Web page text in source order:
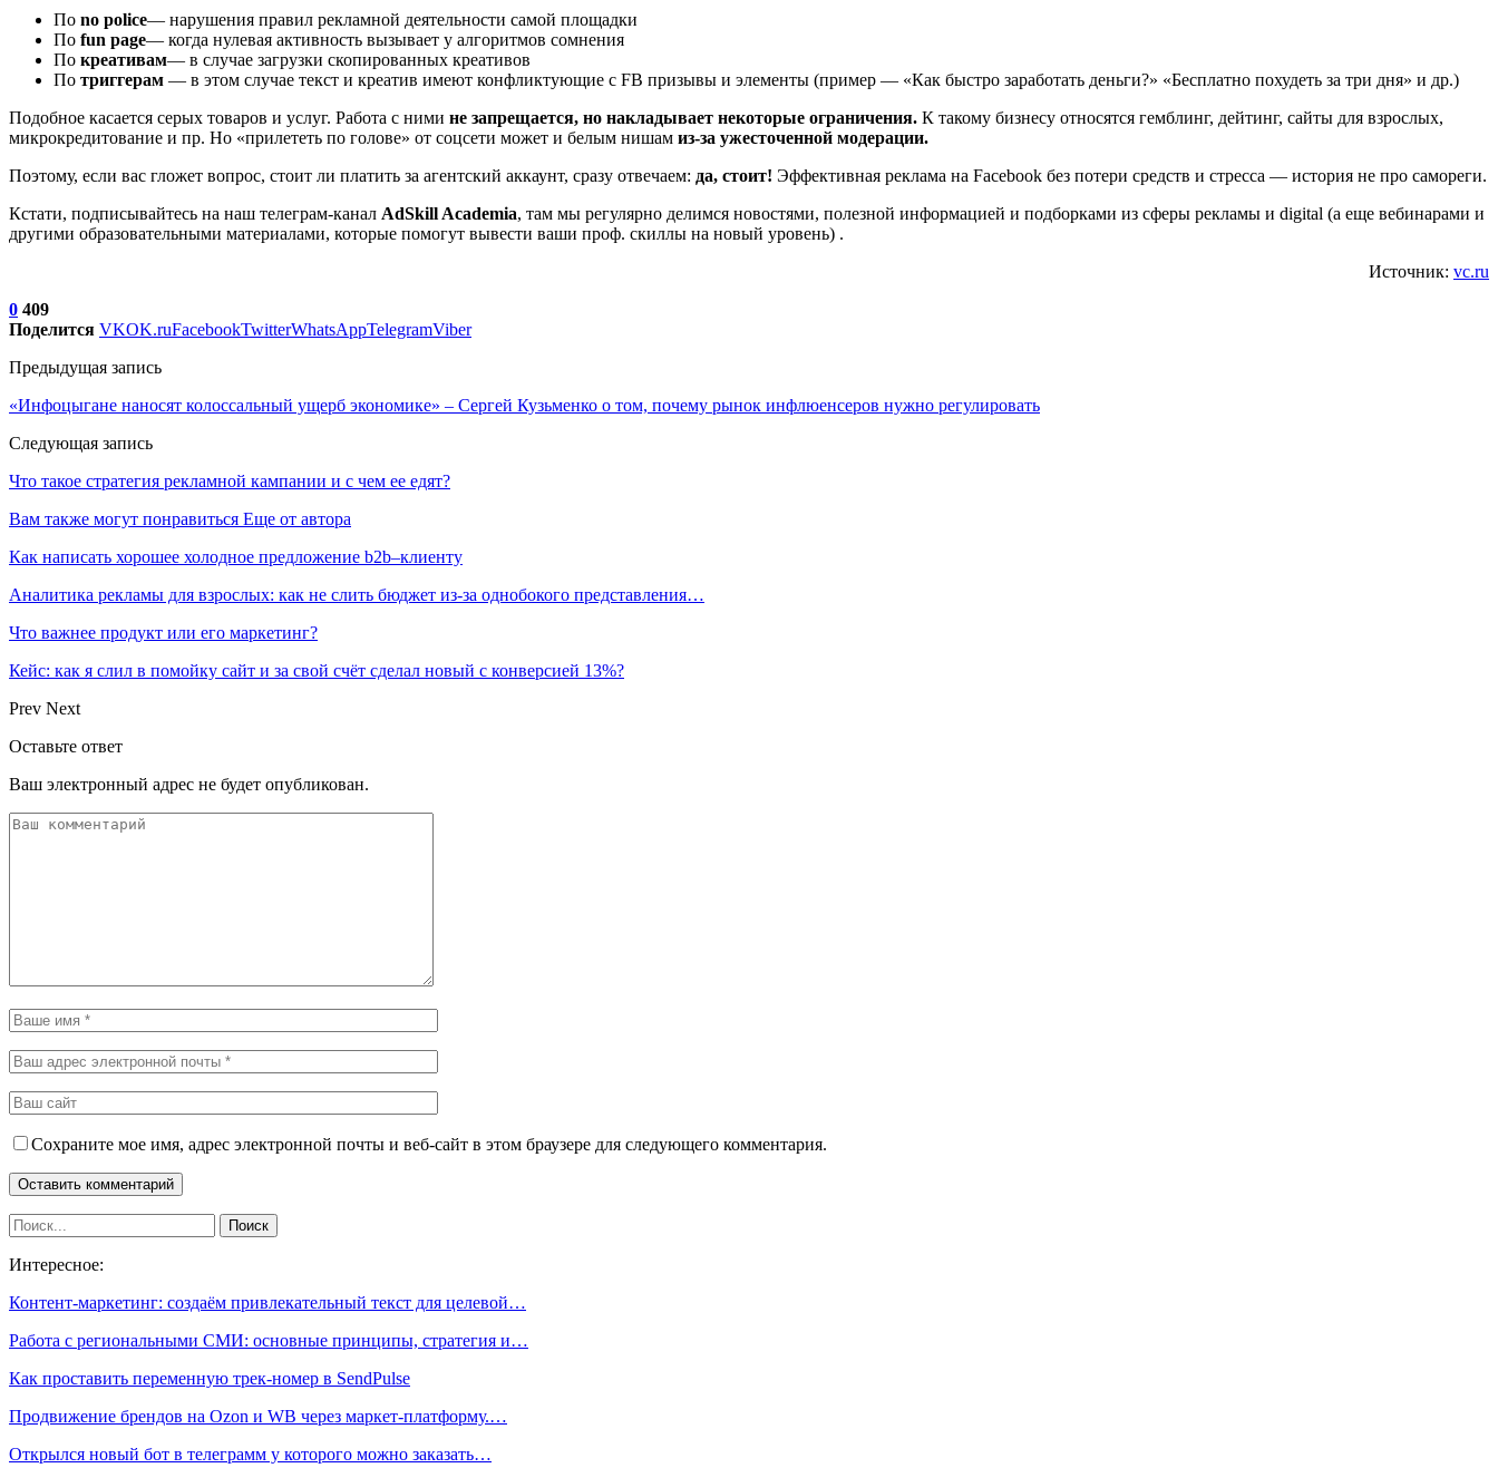
По no police— нарушения правил рекламной деятельности самой площадки
По fun page— когда нулевая активность вызывает у алгоритмов сомнения
По креативам— в случае загрузки скопированных креативов
По триггерам — в этом случае текст и креатив имеют конфликтующие с FB призывы и элементы (пример — «Как быстро заработать деньги?» «Бесплатно похудеть за три дня» и др.)
Подобное касается серых товаров и услуг. Работа с ними не запрещается, но накладывает некоторые ограничения. К такому бизнесу относятся гемблинг, дейтинг, сайты для взрослых,
микрокредитование и пр. Но «прилететь по голове» от соцсети может и белым нишам из-за ужесточенной модерации.
Поэтому, если вас гложет вопрос, стоит ли платить за агентский аккаунт, сразу отвечаем: да, стоит! Эффективная реклама на Facebook без потери средств и стресса — история не про самореги.
Кстати, подписывайтесь на наш телеграм-канал AdSkill Academia, там мы регулярно делимся новостями, полезной информацией и подборками из сферы рекламы и digital (а еще вебинарами и
другими образовательными материалами, которые помогут вывести ваши проф. скиллы на новый уровень) .
Источник: vc.ru
0 409
Поделится VKOK.ruFacebookTwitterWhatsAppTelegramViber
Предыдущая запись
«Инфоцыгане наносят колоссальный ущерб экономике» – Сергей Кузьменко о том, почему рынок инфлюенсеров нужно регулировать
Следующая запись
Что такое стратегия рекламной кампании и с чем ее едят?
Вам также могут понравиться Еще от автора
Как написать хорошее холодное предложение b2b–клиенту
Аналитика рекламы для взрослых: как не слить бюджет из-за однобокого представления…
Что важнее продукт или его маркетинг?
Кейс: как я слил в помойку сайт и за свой счёт сделал новый с конверсией 13%?
Prev Next
Оставьте ответ
Ваш электронный адрес не будет опубликован.
Сохраните мое имя, адрес электронной почты и веб-сайт в этом браузере для следующего комментария.
Интересное:
Контент-маркетинг: создаём привлекательный текст для целевой…
Работа с региональными СМИ: основные принципы, стратегия и…
Как проставить переменную трек-номер в SendPulse
Продвижение брендов на Ozon и WB через маркет-платформу.…
Открылся новый бот в телеграмм у которого можно заказать…